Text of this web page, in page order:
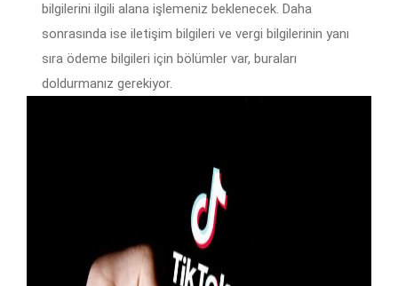
bilgilerini ilgili alana işlemeniz beklenecek. Daha
sonrasında ise iletişim bilgileri ve vergi bilgilerinin yanı
sıra ödeme bilgileri için bölümler var, buraları
doldurmanız gerekiyor.